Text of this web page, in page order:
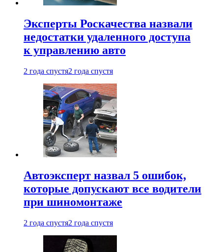
Эксперты Роскачества назвали
недостатки удаленного доступа
к управлению авто
2 года спустя2 года спустя
Автоэксперт назвал 5 ошибок,
которые допускают все водители
при шиномонтаже
2 года спустя2 года спустя